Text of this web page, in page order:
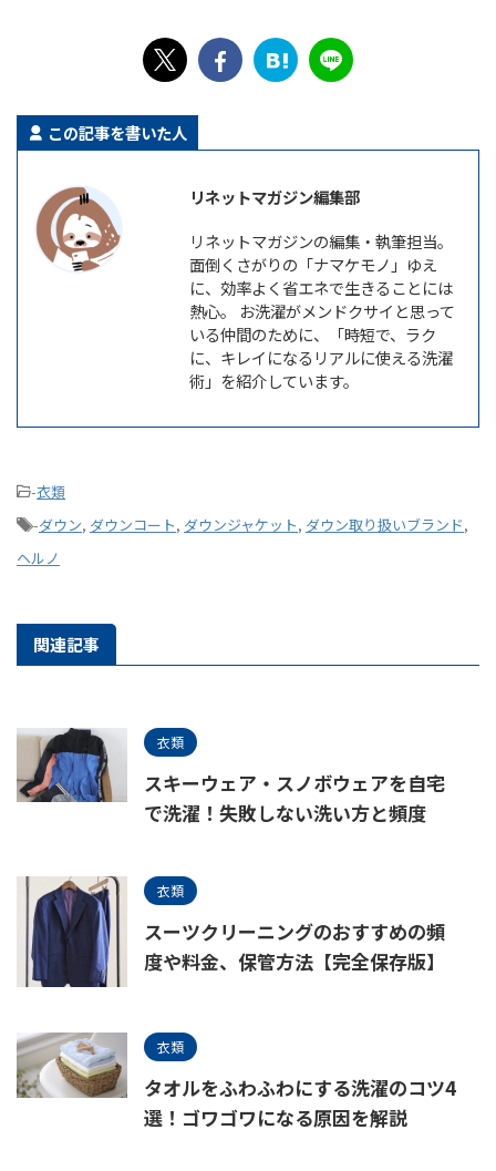
この記事を書いた人
リネットマガジン編集部
リネットマガジンの編集・執筆担当。
面倒くさがりの「ナマケモノ」ゆえ
に、効率よく省エネで生きることには
熱心。 お洗濯がメンドクサイと思って
いる仲間のために、「時短で、ラク
に、キレイになるリアルに使える洗濯
術」を紹介しています。
-衣類
-ダウン, ダウンコート, ダウンジャケット, ダウン取り扱いブランド,
ヘルノ
関連記事
衣類
スキーウェア・スノボウェアを自宅
で洗濯！失敗しない洗い方と頻度
衣類
スーツクリーニングのおすすめの頻
度や料金、保管方法【完全保存版】
衣類
タオルをふわふわにする洗濯のコツ4
選！ゴワゴワになる原因を解説